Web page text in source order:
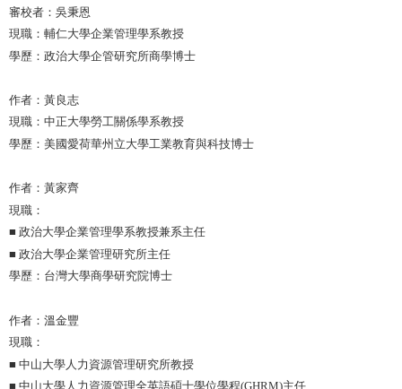
審校者：吳秉恩
現職：輔仁大學企業管理學系教授
學歷：政治大學企管研究所商學博士
作者：黃良志
現職：中正大學勞工關係學系教授
學歷：美國愛荷華州立大學工業教育與科技博士
作者：黃家齊
現職：
■ 政治大學企業管理學系教授兼系主任
■ 政治大學企業管理研究所主任
學歷：台灣大學商學研究院博士
作者：溫金豐
現職：
■ 中山大學人力資源管理研究所教授
■ 中山大學人力資源管理全英語碩士學位學程(GHRM)主任